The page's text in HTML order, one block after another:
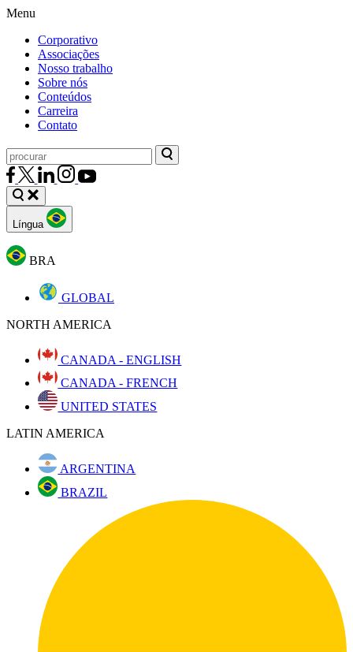
Menu
Corporativo
Associações
Nosso trabalho
Sobre nós
Conteúdos
Carreira
Contato
Língua
BRA
GLOBAL
NORTH AMERICA
CANADA - ENGLISH
CANADA - FRENCH
UNITED STATES
LATIN AMERICA
ARGENTINA
BRAZIL